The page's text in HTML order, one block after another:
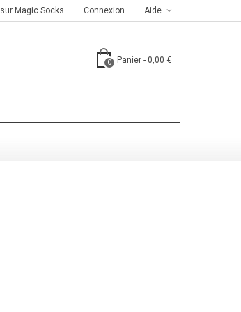
Aide
Connexion
Magic Socks
0 Panier - 0,00 €